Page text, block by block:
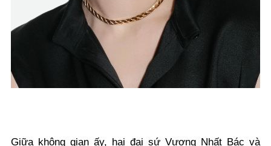
Giữa không gian ấy, hai đại sứ Vương Nhất Bác và